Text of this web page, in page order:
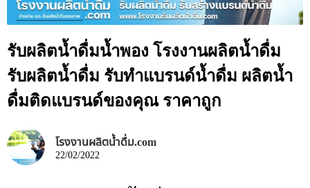
รับผลิตน้ำดื่มน้ำพอง โรงงานผลิตน้ำดื่ม
รับผลิตน้ำดื่ม รับทำแบรนด์น้ำดื่ม ผลิตน้ำ
ดื่มติดแบรนด์ของคุณ ราคาถูก
โรงงานผลิตน้ำดื่ม.com
22/02/2022